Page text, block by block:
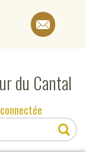
du Cantal